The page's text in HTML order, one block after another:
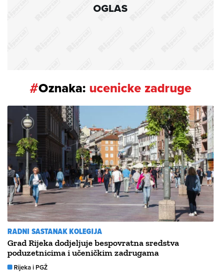
OGLAS
#Oznaka: ucenicke zadruge
RADNI SASTANAK KOLEGIJA
Grad Rijeka dodjeljuje bespovratna sredstva
poduzetnicima i učeničkim zadrugama
Rijeka i PGŽ